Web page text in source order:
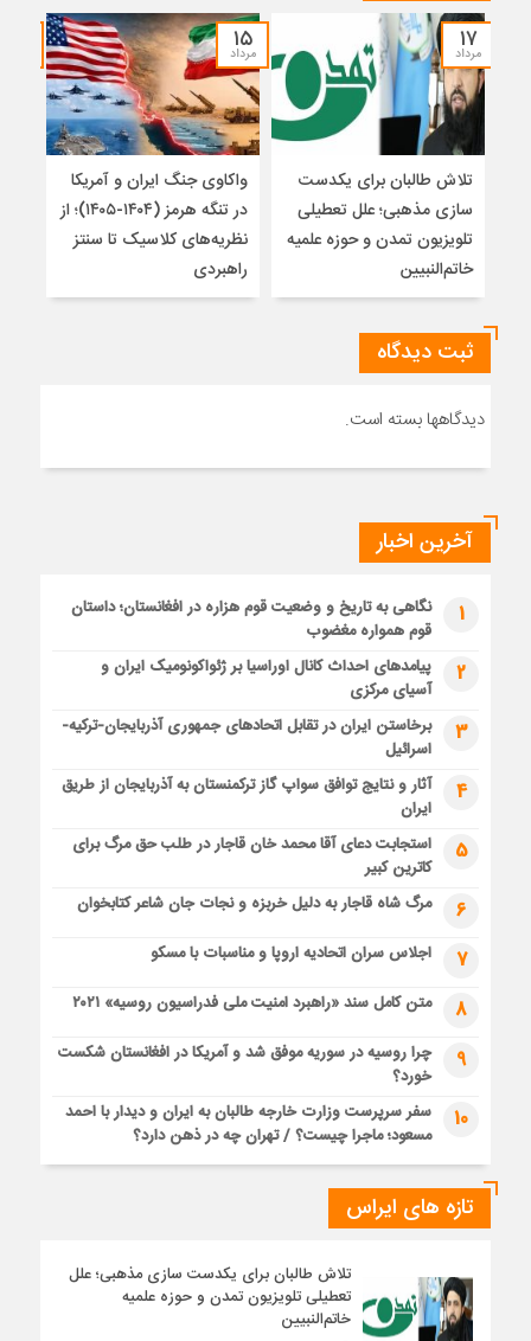
۱۷
مرداد
تلاش طالبان برای یکدست
سازی مذهبی؛ علل تعطیلی
تلویزیون تمدن و حوزه علمیه
خاتم‌النبیین
۱۵
مرداد
واکاوی جنگ ایران و آمریکا
در تنگه هرمز (۱۴۰۴-۱۴۰۵)؛ از
نظریه‌های کلاسیک تا سنتز
راهبردی
ثبت دیدگاه
دیدگاهها بسته است.
آخرین اخبار
1
نگاهی به تاریخ و وضعیت قوم هزاره در افغانستان؛ داستان
قوم همواره مغضوب
2
پیامدهای احداث کانال اوراسیا بر ژئواکونومیک ایران و
آسیای مرکزی
3
برخاستن ایران در تقابل اتحادهای جمهوری آذربایجان-ترکیه-
اسرائیل
4
آثار و نتایج توافق سواپ گاز ترکمنستان به آذربایجان از طریق
ایران
5
استجابت دعای آقا محمد خان قاجار در طلب حق مرگ برای
کاترین کبیر
6 مرگ شاه قاجار به دلیل خربزه و نجات جان شاعر کتابخوان
7 اجلاس سران اتحادیه اروپا و مناسبات با مسکو
8 متن کامل سند «راهبرد امنیت ملی فدراسیون روسیه» ۲۰۲۱
9
چرا روسیه در سوریه موفق شد و آمریکا در افغانستان شکست
خورد؟
10
سفر سرپرست وزارت خارجه طالبان به ایران و دیدار با احمد
مسعود؛ ماجرا چیست؟ / تهران چه در ذهن دارد؟
تازه های ایراس
تلاش طالبان برای یکدست سازی مذهبی؛ علل
تعطیلی تلویزیون تمدن و حوزه علمیه
خاتم‌النبیین